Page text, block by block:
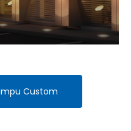
Custom